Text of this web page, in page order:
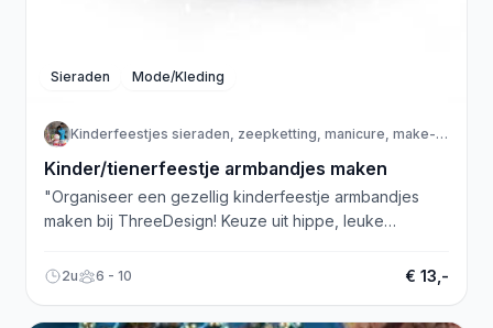
Sieraden Mode/Kleding
Kinderfeestjes sieraden, zeepketting, manicure, make-up
Kinder/tienerfeestje armbandjes maken
"Organiseer een gezellig kinderfeestje armbandjes
maken bij ThreeDesign! Keuze uit hippe, leuke
2u 6 - 10 € 13,-